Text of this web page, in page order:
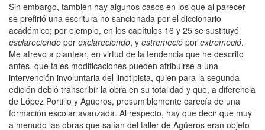
Sin embargo, también hay algunos casos en los que al parecer
se prefirió una escritura no sancionada por el diccionario
académico; por ejemplo, en los capítulos 16 y 25 se sustituyó
esclareciendo por exclareciendo, y estremeció por extremeció.
Me atrevo a plantear, en virtud de la tendencia que he descrito
antes, que tales modificaciones pueden atribuirse a una
intervención involuntaria del linotipista, quien para la segunda
edición debió transcribir la obra en su totalidad y que, a diferencia
de López Portillo y Agüeros, presumiblemente carecía de una
formación escolar avanzada. Al respecto, hay que decir que muy
a menudo las obras que salían del taller de Agüeros eran objeto